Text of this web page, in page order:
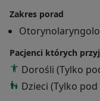
Zakres porad
Pacjenci których
Dorośli (Tylko
Dzieci (Tylko